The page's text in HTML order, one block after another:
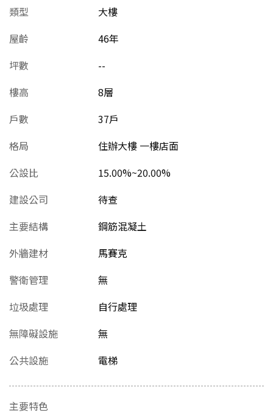
類型
大樓
屋齡
46年
坪數
--
樓高
8層
戶數
37戶
格局
住辦大樓 一樓店面
公設比
15.00%~20.00%
建設公司
待查
主要結構
鋼筋混凝土
外牆建材
馬賽克
警衛管理
無
垃圾處理
自行處理
無障礙設施
無
公共設施
電梯
主要特色